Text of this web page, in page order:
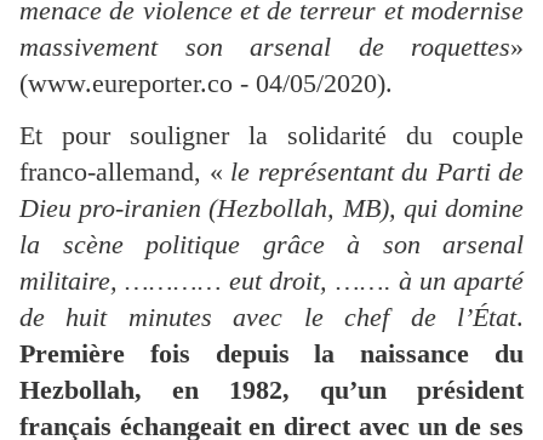
menace de violence et de terreur et modernise
massivement son arsenal de roquettes»
(www.eureporter.co - 04/05/2020).
Et pour souligner la solidarité du couple
franco-allemand, « le représentant du Parti de
Dieu pro-iranien (Hezbollah, MB), qui domine
la scène politique grâce à son arsenal
militaire, ………… eut droit, ……. à un aparté
de huit minutes avec le chef de l’État.
Première fois depuis la naissance du
Hezbollah, en 1982, qu’un président
français échangeait en direct avec un de ses